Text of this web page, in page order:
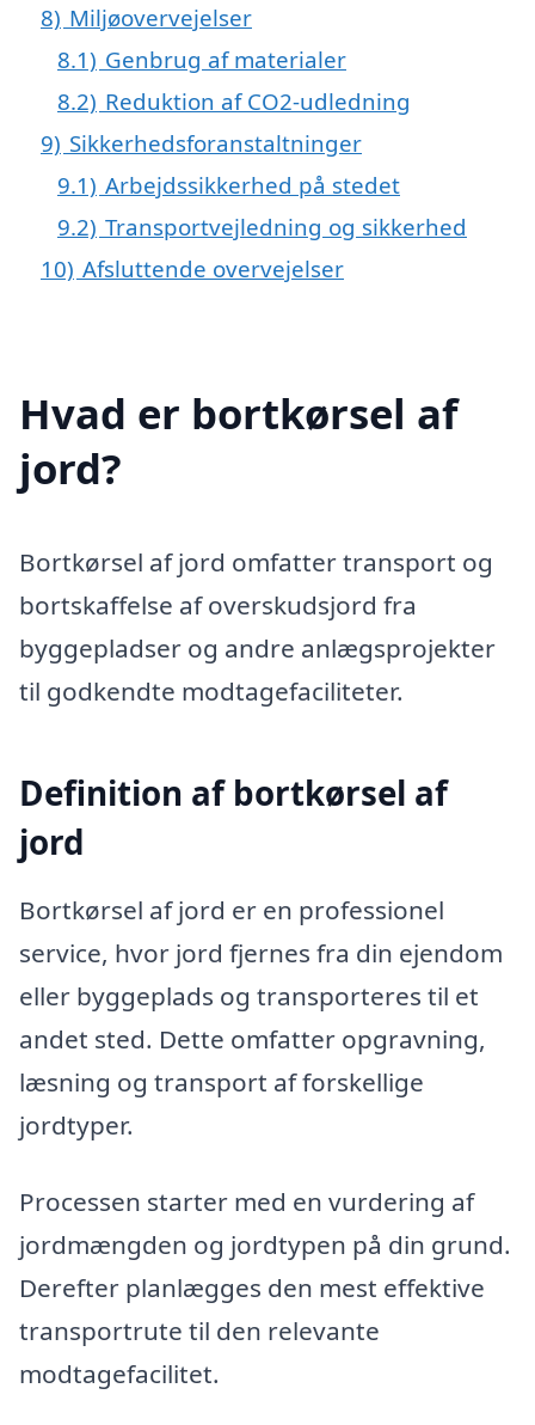
8) Miljøovervejelser
8.1) Genbrug af materialer
8.2) Reduktion af CO2-udledning
9) Sikkerhedsforanstaltninger
9.1) Arbejdssikkerhed på stedet
9.2) Transportvejledning og sikkerhed
10) Afsluttende overvejelser
Hvad er bortkørsel af
jord?
Bortkørsel af jord omfatter transport og
bortskaffelse af overskudsjord fra
byggepladser og andre anlægsprojekter
til godkendte modtagefaciliteter.
Definition af bortkørsel af
jord
Bortkørsel af jord er en professionel
service, hvor jord fjernes fra din ejendom
eller byggeplads og transporteres til et
andet sted. Dette omfatter opgravning,
læsning og transport af forskellige
jordtyper.
Processen starter med en vurdering af
jordmængden og jordtypen på din grund.
Derefter planlægges den mest effektive
transportrute til den relevante
modtagefacilitet.